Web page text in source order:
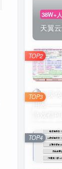
38W+
天翼
TOP2
TOP3
TOP4